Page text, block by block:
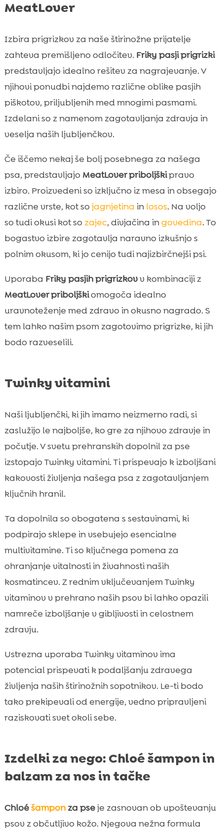
MeatLover
Izbira prigrizkov za naše štirinožne prijatelje
zahteva premišljeno odločitev. Friky pasji prigrizki
predstavljajo idealno rešitev za nagrajevanje. V
njihovi ponudbi najdemo različne oblike pasjih
piškotov, priljubljenih med mnogimi pasmami.
Izdelani so z namenom zagotavljanja zdravja in
veselja naših ljubljenčkov.
Če iščemo nekaj še bolj posebnega za našega
psa, predstavljajo MeatLover priboljškipravo
izbiro. Proizvedeni so izključno iz mesa in obsegajo
različne vrste, kot so jagnjetina in losos. Na voljo
so tudi okusi kot so zajec, divjačina ingovedina. To
bogastvo izbire zagotavlja naravno izkušnjo s
polnim okusom, ki jo cenijo tudi najizbirčnejši psi.
Uporaba Friky pasjih prigrizkovv kombinaciji z
MeatLover priboljškiomogoča idealno
uravnoteženje med zdravo in okusno nagrado. S
tem lahko našim psom zagotovimo prigrizke, ki jih
bodo razveselili.
Twinky vitamini
Naši ljubljenčki, ki jih imamo neizmerno radi, si
zaslužijo le najboljše, ko gre za njihovo zdravje in
počutje. V svetu prehranskih dopolnil za pse
izstopajo Twinky vitamini. Ti prispevajo k izboljšani
kakovosti življenja našega psa z zagotavljanjem
ključnih hranil.
Ta dopolnila so obogatena s sestavinami, ki
podpirajo sklepe in vsebujejo esencialne
multivitamine. Ti so ključnega pomena za
ohranjanje vitalnosti in živahnosti naših
kosmatincev. Z rednim vključevanjem Twinky
vitaminov v prehrano naših psov bi lahko opazili
namreče izboljšanje v gibljivosti in celostnem
zdravju.
Ustrezna uporaba Twinky vitaminov ima
potencial prispevati k podaljšanju zdravega
življenja naših štirinožnih sopotnikov. Le-ti bodo
tako prekipevali od energije, vedno pripravljeni
raziskovati svet okoli sebe.
Izdelki za nego: Chloé šampon in
balzam za nos in tačke
Chloéšamponza pseje zasnovan ob upoštevanju
psov z občutljivo kožo. Njegova nežna formula